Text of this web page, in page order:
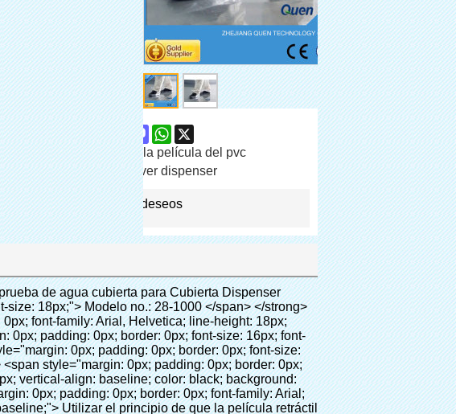
ShareFacebook
PinterestMastodonWhatsApp
Consumibles- la película del pvc
Quen shoe cover dispenser
Añadir a la lista de deseos
wrap: break-word; color: #333333;"><span style="margin: 0px; padding: 0px; border: 0px; font-family: Arial; font-size: 14px; font-style: inherit; font-weight: inherit; line-height: 21px; vertical-align: baseline;"><span style="margin: 0px; padding: 0px; border: 0px; font-size: inherit; font-style: inherit; font-weight: inherit; line-height: 21px; vertical-align: baseline; color: black;">4. Ambiental</span></span></p> <p style="border: 0px; font-family: Arial, Helvetica; line-height: 18px; vertical-align: baseline; word-wrap: break-word; color: #333333;">&nbsp;</p> <p style="border: 0px; font-family: Arial, Helvetica; line-height: 18px; vertical-align: baseline; word-wrap: break-word; color: #333333;"><span style="margin: 0px; padding: 0px; border: 0px; font-family: Arial; font-size: 14px; font-style: inherit; font-weight: inherit; line-height: 21px; vertical-align: baseline;"><span style="margin: 0px; padding: 0px; border: 0px; font-size: inherit; font-style: inherit; font-weight: inherit; line-height: 21px; vertical-align: baseline; color: black;">5. Cómodo de llevar, puede caber para diferentes tamaños de zapatos</span></span></p> <p style="border: 0px; font-family: Arial, Helvetica; line-height: 18px; vertical-align: baseline; word-wrap: break-word; color: #333333;">&nbsp;</p> <p style="border: 0px; font-family: Arial, Helvetica; line-height: 18px; vertical-align: baseline; word-wrap: break-word; color: #333333;"> <span style="margin: 0px; padding: 0px; border: 0px; font-size: 16px; font-style: inherit; font-weight: bold; line-height: 18px; vertical-align: baseline; color: #000000; background-color: #00ff00;"> <span style="margin: 0px; padding: 0px; border: 0px; font-size: inherit; font-style: inherit; font-weight: inherit; line-height: 24px; vertical-align: baseline;"> <span style="margin: 0px; padding: 0px; border: 0px; font-size: inherit; font-style: inherit; font-weight: inherit; line-height: 24px; vertical-align: baseline;"> Ámbito de aplicación para cubierta dispenser: </span> </span> </span> </p> <p style="border: 0px; font-family: Arial, Helvetica; line-height: 18px; vertical-align: baseline; word-wrap: break-word; color: #333333;"><br> <span style="margin: 0px; padding: 0px; border: 0px; font-size: 14px; font-style: inherit; font-weight: inherit; line-height: 18px; vertical-align: baseline; color: #000000;"> <span style="margin: 0px; padding: 0px; border: 0px; font-size: inherit; font-style: inherit; font-weight: inherit; line-height: 21px; vertical-align: baseline;"> <span style="margin: 0px; padding: 0px; border: 0px; font-size: inherit; font-style: inherit; font-weight: bold; line-height: 21px; vertical-align: baseline;"> Bienes raíces: </span> </span> Modelo de casa, residencia de alta calidad, etc </span> </p> <p style="border: 0px; font-family: Arial, Helvetica; line-height: 18px; vertical-align: baseline; word-wrap: break-word; color: #333333;"><br> <span style="margin: 0px; padding: 0px; border: 0px; font-size: 14px; font-style: inherit; font-weight: inherit; line-height: 18px; vertical-align: baseline; color: #000000;"> <span style="margin: 0px; padding: 0px; border: 0px; font-size: inherit; font-style: inherit; font-weight: inherit; line-height: 21px; vertical-align: baseline;"> <span style="margin: 0px; padding: 0px; border: 0px; font-size: inherit; font-style: inherit; font-weight: bold; line-height: 21px; vertical-align: baseline;"> Sistema de educación: </span> </span> Jardín de infantes, escuela, sala de